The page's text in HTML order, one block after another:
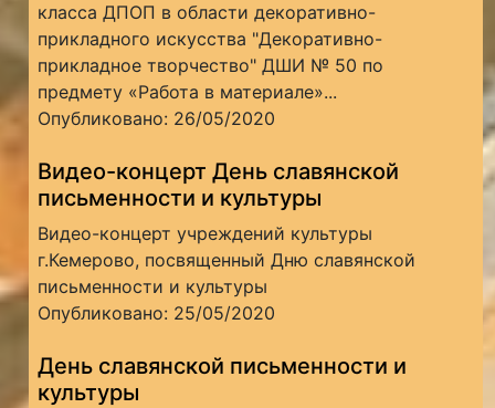
класса ДПОП в области декоративно-
прикладного искусства "Декоративно-
прикладное творчество" ДШИ № 50 по
предмету «Работа в материале»...
Опубликовано: 26/05/2020
Видео-концерт День славянской
письменности и культуры
Видео-концерт учреждений культуры
г.Кемерово, посвященный Дню славянской
письменности и культуры
Опубликовано: 25/05/2020
День славянской письменности и
культуры